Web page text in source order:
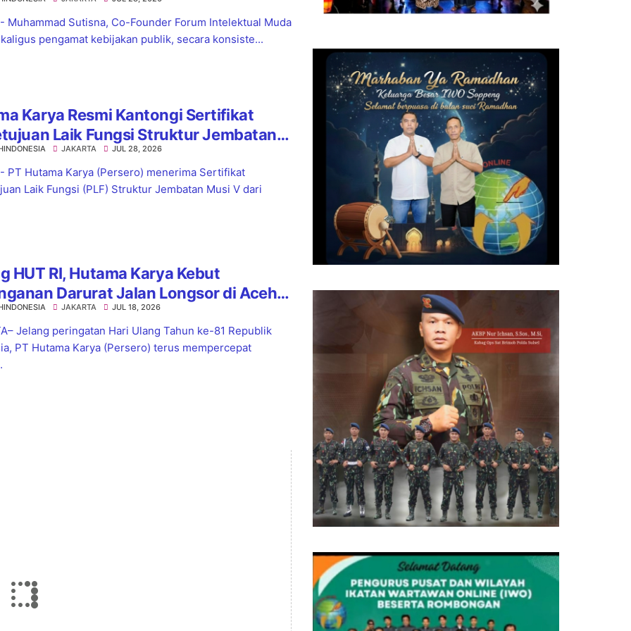
Jadi Langkah Strategis
Muhammad Sutisna, Co-Founder Forum Intelektual Muda
pengamat kebijakan publik, secara konsiste...
Karya Resmi Kantongi Sertifikat
Laik Fungsi Struktur Jembatan
Tol Palembang–Betung
JAKARTA JUL 28, 2026
PT Hutama Karya (Persero) menerima Sertifikat
Laik Fungsi (PLF) Struktur Jembatan Musi V dari
HUT RI, Hutama Karya Kebut
Darurat Jalan Longsor di Aceh
JAKARTA JUL 18, 2026
Jelang peringatan Hari Ulang Tahun ke-81 Republik
PT Hutama Karya (Persero) terus mempercepat